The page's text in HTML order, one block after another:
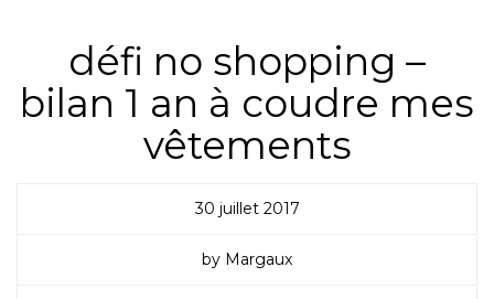
défi no shopping –
bilan 1 an à coudre mes
vêtements
30 juillet 2017
by Margaux